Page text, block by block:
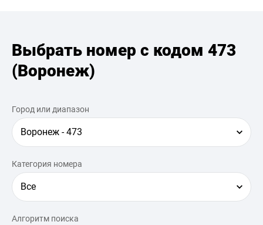
Выбрать номер с кодом 473
(Воронеж)
Город или диапазон
Воронеж - 473
Категория номера
Все
Алгоритм поиска